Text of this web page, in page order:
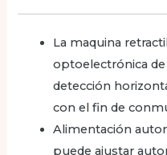
La maquina
optoelectrónica de
detección
con el fin de
Alimentación
puede ajustar